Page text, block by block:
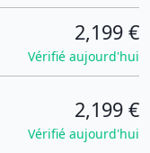
2,199 €
Vérifié aujourd'hui
2,199 €
Vérifié aujourd'hui